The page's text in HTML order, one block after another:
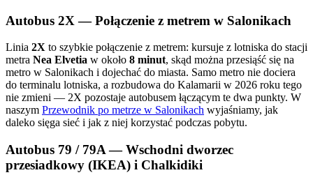
Autobus 2X — Połączenie z metrem w Salonikach
Linia 2X to szybkie połączenie z metrem: kursuje z lotniska do stacji
metra Nea Elvetia w około 8 minut, skąd można przesiąść się na
metro w Salonikach i dojechać do miasta. Samo metro nie dociera
do terminalu lotniska, a rozbudowa do Kalamarii w 2026 roku tego
nie zmieni — 2X pozostaje autobusem łączącym te dwa punkty. W
naszym Przewodnik po metrze w Salonikach wyjaśniamy, jak
daleko sięga sieć i jak z niej korzystać podczas pobytu.
Autobus 79 / 79A — Wschodni dworzec
przesiadkowy (IKEA) i Chalkidiki